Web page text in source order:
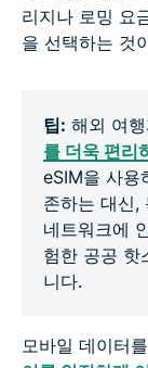
리지나 로밍 요
을 선택하는 것
팁: 해외 여
를 더욱 편리
eSIM을 사용
존하는 대신,
네트워크에
험한 공공 핫
니다.
모바일 데이터